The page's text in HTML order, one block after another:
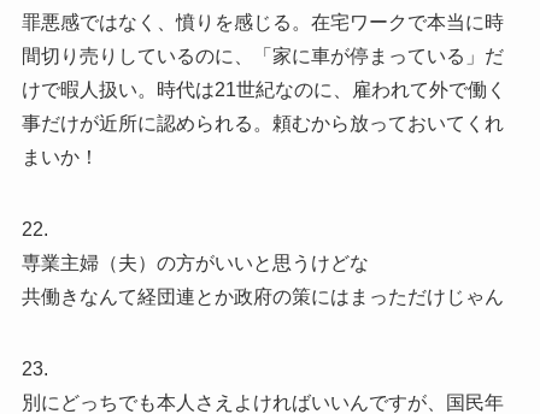
罪悪感ではなく、憤りを感じる。在宅ワークで本当に時
間切り売りしているのに、「家に車が停まっている」だ
けで暇人扱い。時代は21世紀なのに、雇われて外で働く
事だけが近所に認められる。頼むから放っておいてくれ
まいか！
22.
専業主婦（夫）の方がいいと思うけどな
共働きなんて経団連とか政府の策にはまっただけじゃん
23.
別にどっちでも本人さえよければいいんですが、国民年